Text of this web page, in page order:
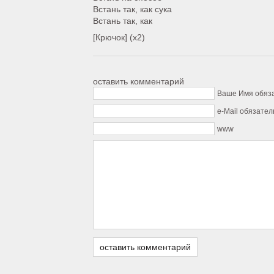
Встань так, как сука
Встань так, как
[Крючок] (х2)
оставить комментарий
Ваше Имя
e-Mail
www